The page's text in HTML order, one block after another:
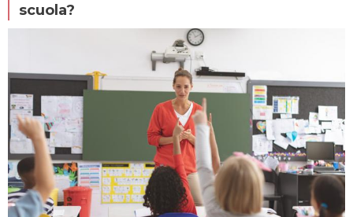
SCUOLE PRIVATE
SCUOLE SERALI
NEWS
CERCA
scuola?